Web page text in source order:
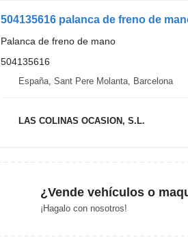
504135616 palanca de freno de
Palanca de freno de mano
504135616
España, Sant Pere Molanta, Barcelona
LAS COLINAS OCASION, S.L.
¿Vende vehículos o
¡Hagalo con nosotros!